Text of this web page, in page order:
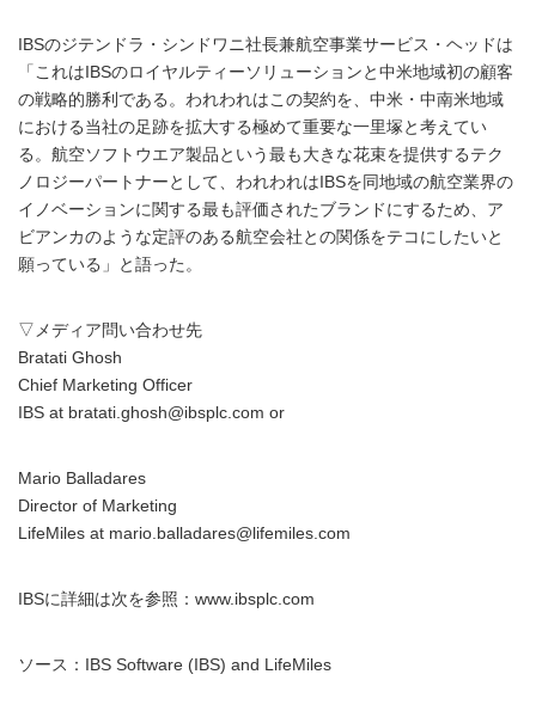
IBSのジテンドラ・シンドワニ社長兼航空事業サービス・ヘッドは
「これはIBSのロイヤルティーソリューションと中米地域初の顧客
の戦略的勝利である。われわれはこの契約を、中米・中南米地域
における当社の足跡を拡大する極めて重要な一里塚と考えてい
る。航空ソフトウエア製品という最も大きな花束を提供するテク
ノロジーパートナーとして、われわれはIBSを同地域の航空業界の
イノベーションに関する最も評価されたブランドにするため、ア
ビアンカのような定評のある航空会社との関係をテコにしたいと
願っている」と語った。
▽メディア問い合わせ先
Bratati Ghosh
Chief Marketing Officer
IBS at bratati.ghosh@ibsplc.com or
Mario Balladares
Director of Marketing
LifeMiles at mario.balladares@lifemiles.com
IBSに詳細は次を参照：www.ibsplc.com
ソース：IBS Software (IBS) and LifeMiles